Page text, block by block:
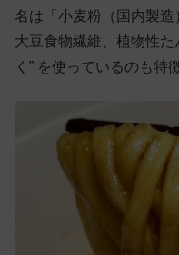
名は「小麦粉（国内製造
大豆食物繊維、植物性た
く” を使っているのも特